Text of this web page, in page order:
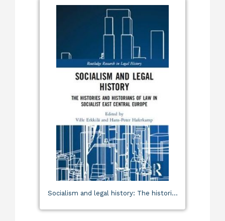
Socialism and legal history: The histori...